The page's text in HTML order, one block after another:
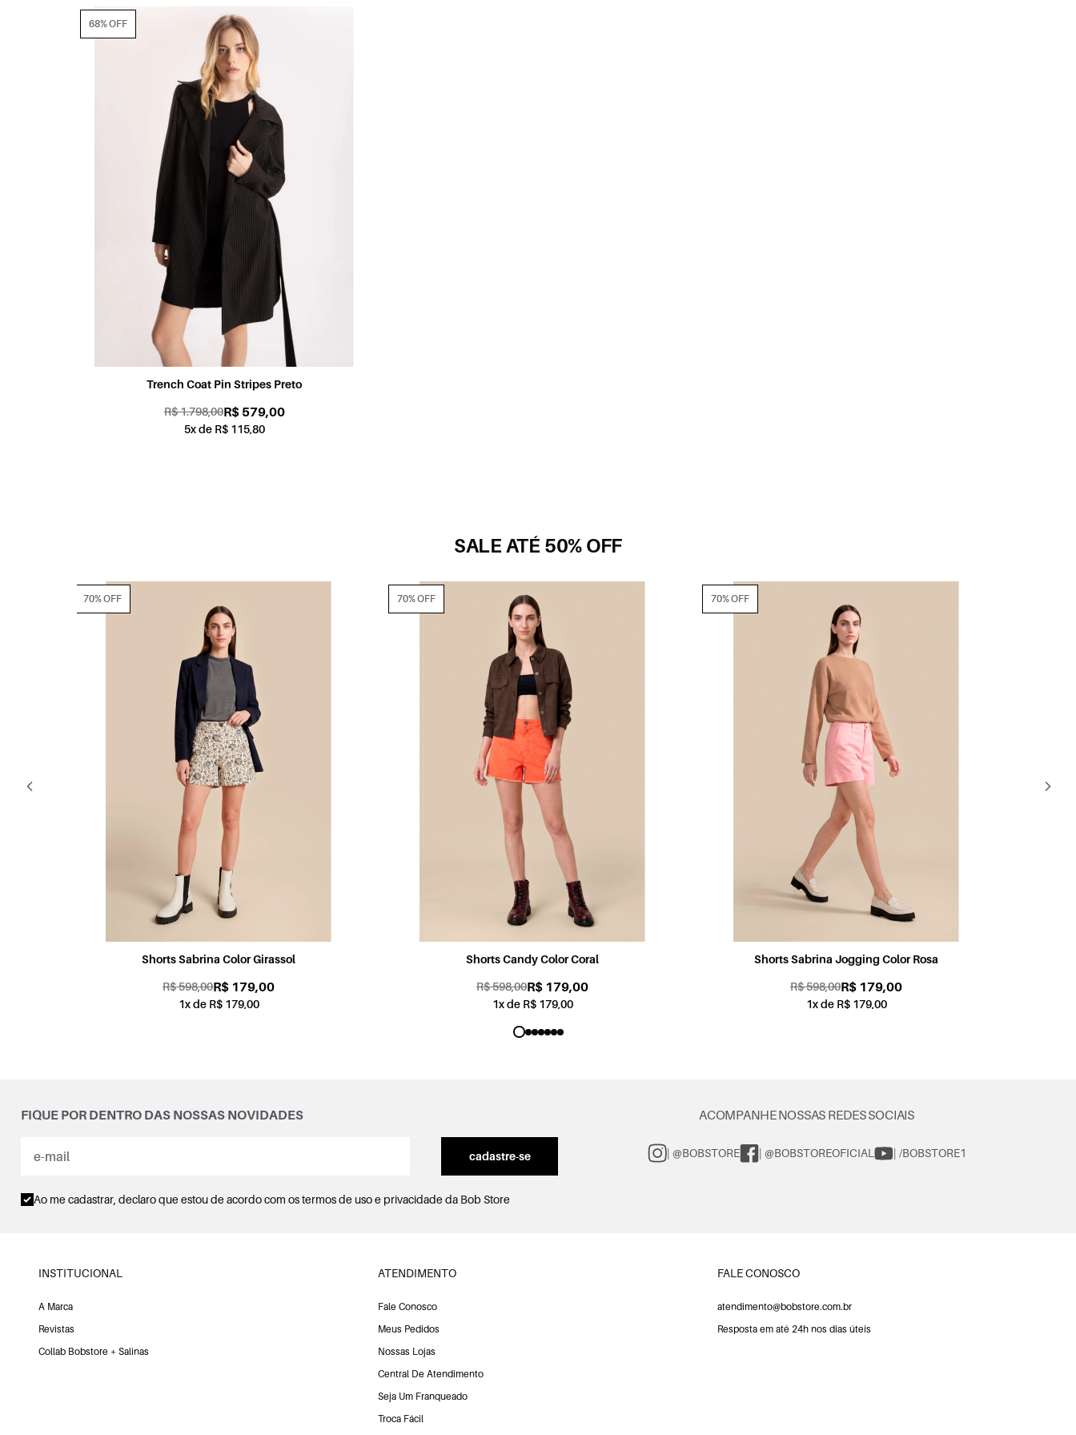
Trench Coat Pin Stripes Preto
R$ 1.798,00R$ 579,00
5x de R$ 115,80
68% OFF
SALE ATÉ 50% OFF
Shorts Candy Color Coral
R$ 598,00R$ 179,00
1x de R$ 179,00
70% OFF
Shorts Sabrina Jogging Color Rosa
R$ 598,00R$ 179,00
1x de R$ 179,00
70% OFF
Shorts Sabrina Jogging Color Petróleo
R$ 598,00R$ 179,00
1x de R$ 179,00
70% OFF
FIQUE POR DENTRO DAS NOSSAS NOVIDADES
cadastre-se
Ao me cadastrar, declaro que estou de acordo com ostermos de uso e privacidadeda Bob Store
ACOMPANHE NOSSAS REDES SOCIAIS
| @BOBSTORE | @BOBSTOREOFICIAL | /BOBSTORE1
INSTITUCIONAL
A Marca
Revistas
Collab Bobstore + Salinas
ATENDIMENTO
Fale Conosco
Meus Pedidos
Nossas Lojas
Central De Atendimento
Seja Um Franqueado
Troca Fácil
FALE CONOSCO
atendimento@bobstore.com.br
Resposta em até 24h nos dias úteis